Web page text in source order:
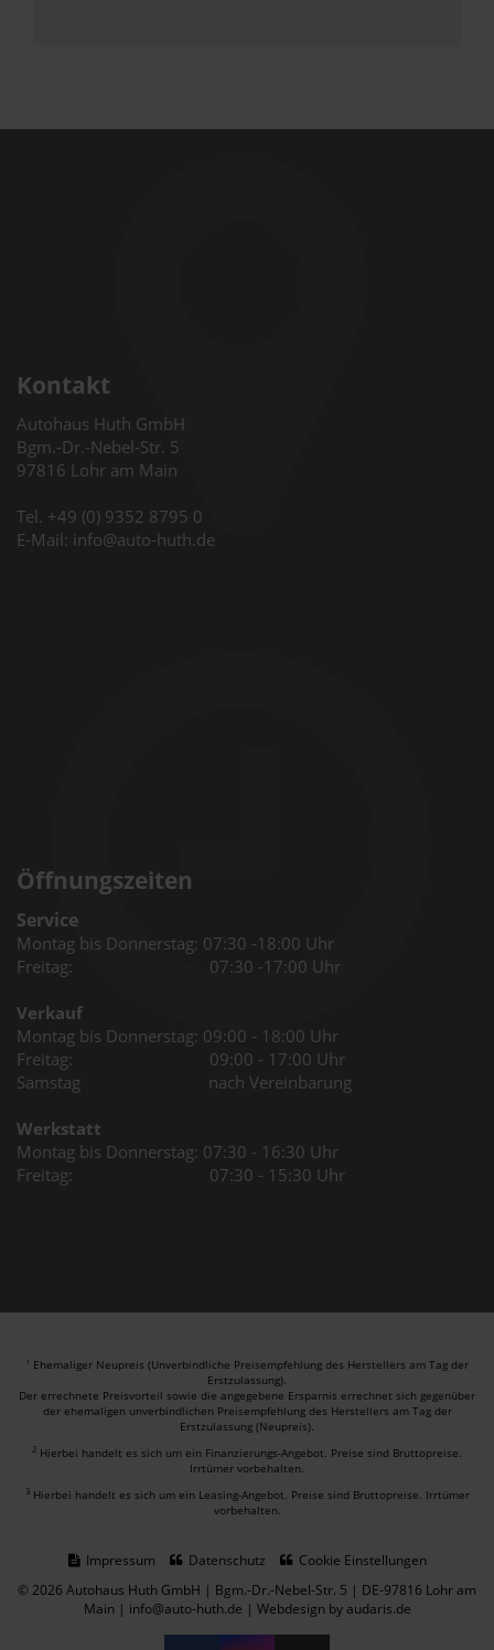
Kontakt
Autohaus Huth GmbH
Bgm.-Dr.-Nebel-Str. 5
97816 Lohr am Main
Tel. +49 (0) 9352 8795 0
E-Mail: info@auto-huth.de
Öffnungszeiten
Service
Montag bis Donnerstag: 07:30 -18:00 Uhr
Freitag: 07:30 -17:00 Uhr
Verkauf
Montag bis Donnerstag: 09:00 - 18:00 Uhr
Freitag: 09:00 - 17:00 Uhr
Samstag nach Vereinbarung
Werkstatt
Montag bis Donnerstag: 07:30 - 16:30 Uhr
Freitag: 07:30 - 15:30 Uhr
1 Ehemaliger Neupreis (Unverbindliche Preisempfehlung des Herstellers am Tag der
Erstzulassung).
Der errechnete Preisvorteil sowie die angegebene Ersparnis errechnet sich gegenüber
der ehemaligen unverbindlichen Preisempfehlung des Herstellers am Tag der
Erstzulassung (Neupreis).
2 Hierbei handelt es sich um ein Finanzierungs-Angebot. Preise sind Bruttopreise.
Irrtümer vorbehalten.
3 Hierbei handelt es sich um ein Leasing-Angebot. Preise sind Bruttopreise. Irrtümer
vorbehalten.
Impressum Datenschutz
Cookie Einstellungen
© 2026 Autohaus Huth GmbH | Bgm.-Dr.-Nebel-Str. 5 | DE-97816 Lohr am
Main | info@auto-huth.de | Webdesign by audaris.de